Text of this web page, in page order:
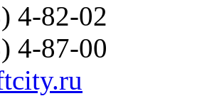
4-82-02
4-87-00